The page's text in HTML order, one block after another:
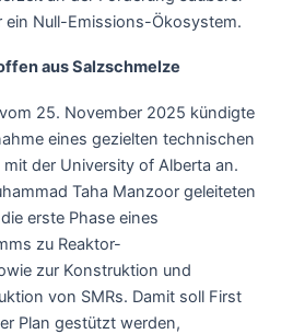
ein Null-Emissions-Ökosystem.
aus Salzschmelze
25. November 2025 kündigte
eines gezielten technischen
der University of Alberta an.
Taha Manzoor geleiteten
erste Phase eines
zu Reaktor-
zur Konstruktion und
von SMRs. Damit soll First
Plan gestützt werden,